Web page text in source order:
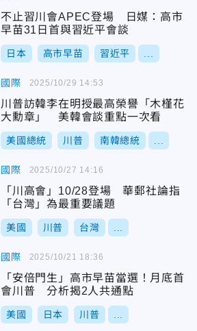
不止習川會APEC登場 日媒：高市
早苗31日首與習近平會談
日本 高市早苗 習近平
國際
川普訪韓李在明授最高榮譽「木槿花
大勳章」 美韓會談重點一次看
美國總統 川普 南韓總統
2025/10/29 14:53
國際
「川高會」10/28登場 華郵社論指
「台灣」為最重要議題
美國 川普 台灣
2025/10/27 14:16
國際
「安倍門生」高市早苗當選！月底首
會川普 分析揭2人共通點
美國 日本 川普
2025/10/21 18:36